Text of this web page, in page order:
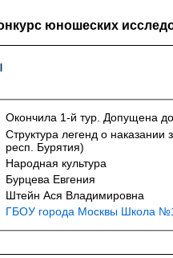
юношеских
Окончила 1-й тур. Допущена
Структура легенд о наказании
респ. Бурятия)
Народная культура
Бурцева Евгения
Штейн Ася Владимировна
ГБОУ города Москвы Школа